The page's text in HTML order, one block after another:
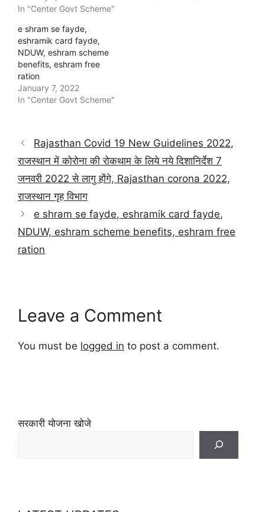
In "Center Govt Scheme"
e shram se fayde,
eshramik card fayde,
NDUW, eshram scheme
benefits, eshram free
ration
January 7, 2022
In "Center Govt Scheme"
Rajasthan Covid 19 New Guidelines 2022,
राजस्थान में कोरोना की रोकथाम के लिये नये दिशानिर्देश 7
जनवरी 2022 से लागु होंगे, Rajasthan corona 2022,
राजस्थान गृह विभाग
e shram se fayde, eshramik card fayde,
NDUW, eshram scheme benefits, eshram free
ration
Leave a Comment
You must be logged in to post a comment.
सरकारी योजना खोजे